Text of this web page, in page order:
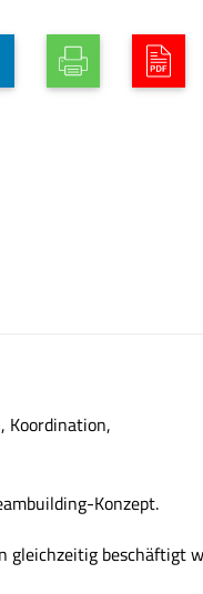
Koordination,
Konzept.
gleichzeitig beschäftigt